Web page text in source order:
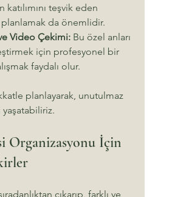
katılımını teşvik eden
da önemlidir.
Video Çekimi: Bu özel anları
için profesyonel bir
faydalı olur.
planlayarak, unutulmaz
yaşatabiliriz.
Organizasyonu İçin
çıkarıp, farklı ve